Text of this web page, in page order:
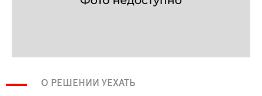
О РЕШЕНИИ УЕХАТЬ